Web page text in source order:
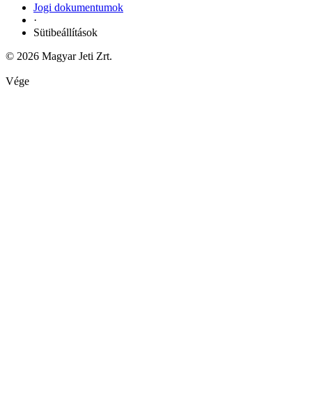
Jogi dokumentumok
·
Sütibeállítások
© 2026 Magyar Jeti Zrt.
Vége